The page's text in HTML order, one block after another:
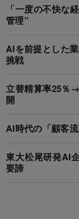
「一度の不快
管理”
AIを前提とした
挑戦
立替精算率25％
開
AI時代の「顧客
東大松尾研発AI
要諦